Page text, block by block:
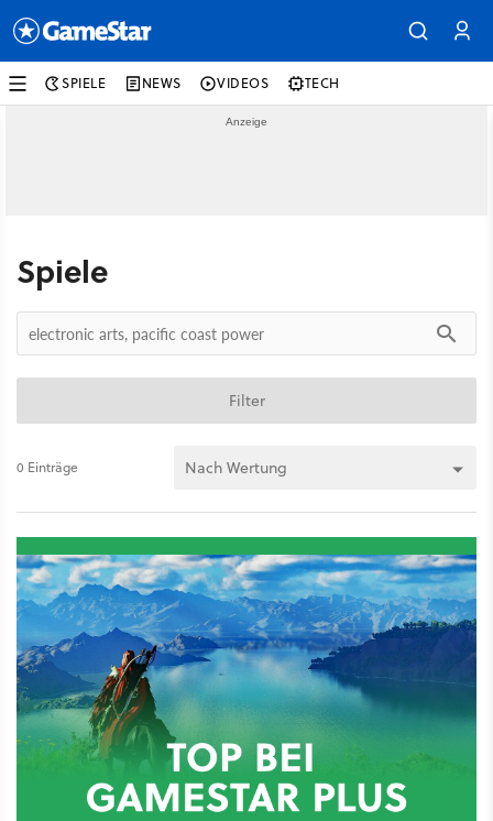
SPIELE NEWS VIDEOS TECH
Spiele
Filter
0 Einträge